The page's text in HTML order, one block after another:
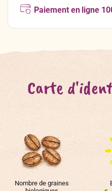
Paiement en ligne
Carte
Nombre de graines